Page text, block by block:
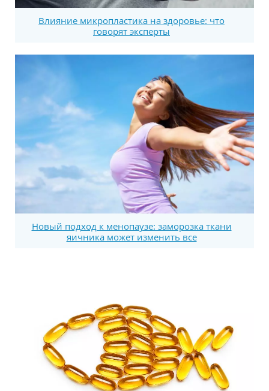
Влияние микропластика на здоровье: что
говорят эксперты
Новый подход к менопаузе: заморозка ткани
яичника может изменить все